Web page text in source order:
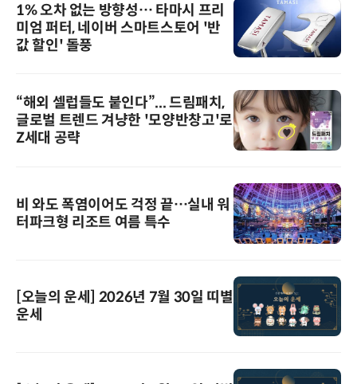
1% 오차 없는 방향성… 타마시 프리
미엄 퍼터, 네이버 스마트스토어 '반
값 할인' 돌풍
“해외 셀럽들도 붙인다”... 드림패치,
글로벌 트렌드 겨냥한 '모양반창고'로
Z세대 공략
비 와도 폭염이어도 걱정 끝…실내 워
터파크형 리조트 여름 특수
[오늘의 운세] 2026년 7월 30일 띠별
운세